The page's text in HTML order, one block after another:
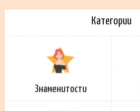
Категории
Знаменитости